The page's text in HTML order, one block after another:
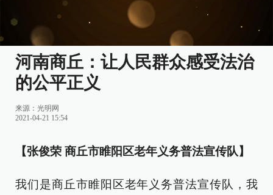
河南商丘：让人民群众感受法治
的公平正义
来源： 光明网
2021-04-21 15:54
【张俊荣 商丘市睢阳区老年义务普法宣传队】
我们是商丘市睢阳区老年义务普法宣传队，我